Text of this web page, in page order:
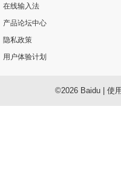
在线输入法
产品论坛中心
隐私政策
用户体验计划
©2026 Baidu| 使